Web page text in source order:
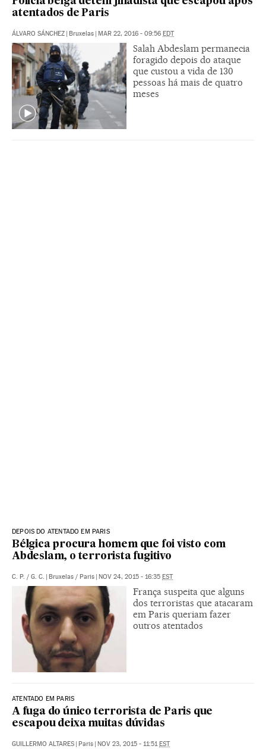
atentados de Paris
ÁLVARO SÁNCHEZ Bruxelas MAR 22, 2016 - 09:56 EDT
Salah Abdeslam permanecia
foragido depois do ataque
que custou a vida de 130
pessoas há mais de quatro
meses
DEPOIS DO ATENTADO EM PARIS
Bélgica procura homem que foi visto com
Abdeslam, o terrorista fugitivo
C. P. / G. C. Bruxelas / Paris NOV 24, 2015 - 16:35 EST
França suspeita que alguns
dos terroristas que atacaram
em Paris queriam fazer
outros atentados
ATENTADO EM PARIS
A fuga do único terrorista de Paris que
escapou deixa muitas dúvidas
GUILLERMO ALTARES Paris NOV 23, 2015 - 11:51 EST